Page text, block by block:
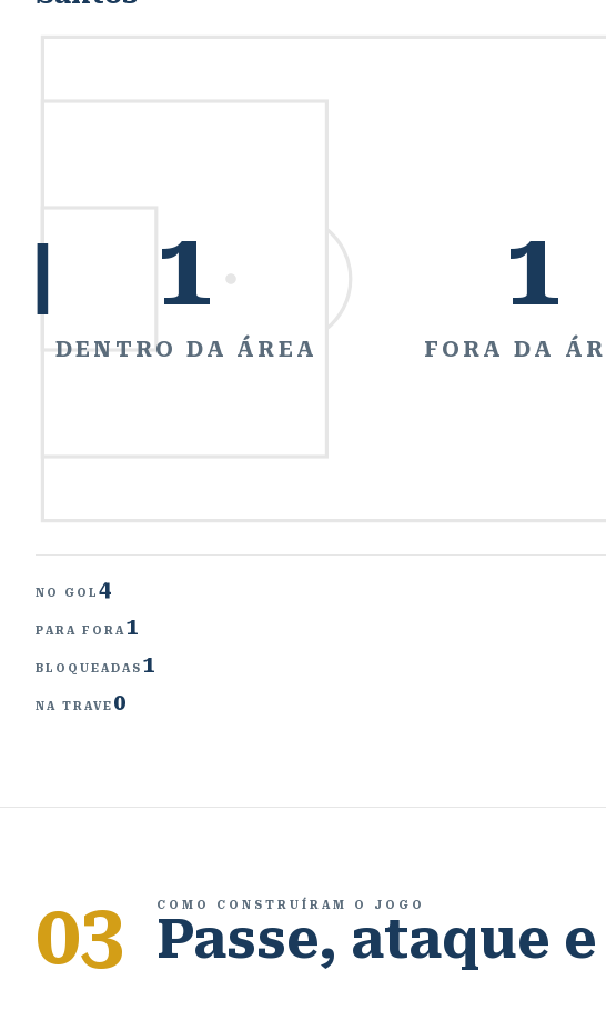
1
DENTRO DA ÁREA
1
FORA DA
NO GOL 4
PARA FORA 1
BLOQUEADAS 1
NA TRAVE 0
03 COMO CONSTRUÍRAM O JOGO
Passe, ataque